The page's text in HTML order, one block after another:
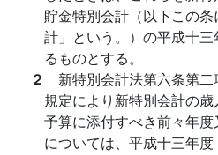
貯金特別会計（以下この
計」という。）の平成十
るものとする。
２ 新特別会計法第六条第
規定により新特別会計の
予算に添付すべき前々年
については、平成十三年